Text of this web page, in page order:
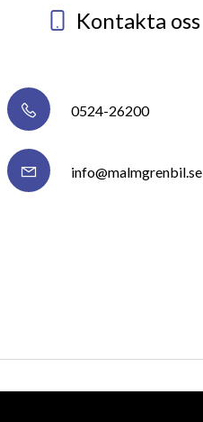
Kontakta oss
0524-26200
info@malmgrenbil.se